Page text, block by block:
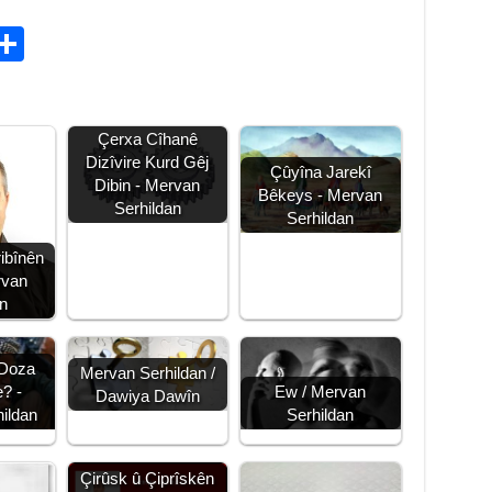
ar
Çerxa Cîhanê
Dizîvire Kurd Gêj
Dibin - Mervan
Serhildan
Çûyîna Jarekî
Bêkeys - Mervan
Serhildan
-
Mervan Serhildan /
Dawiya Dawîn
Ew / Mervan
Serhildan
Çirûsk û Çiprîskên